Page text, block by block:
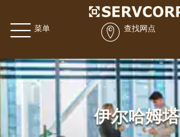
菜单 查找网点
伊尔哈姆塔